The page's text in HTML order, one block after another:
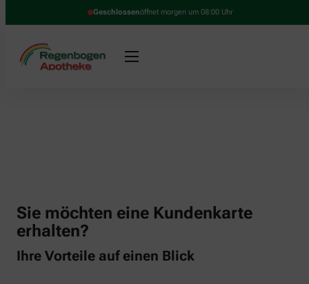
Geschlossenöffnet morgen um 08:00 Uhr
Sie möchten eine Kundenkarte
erhalten?
Ihre Vorteile auf einen Blick